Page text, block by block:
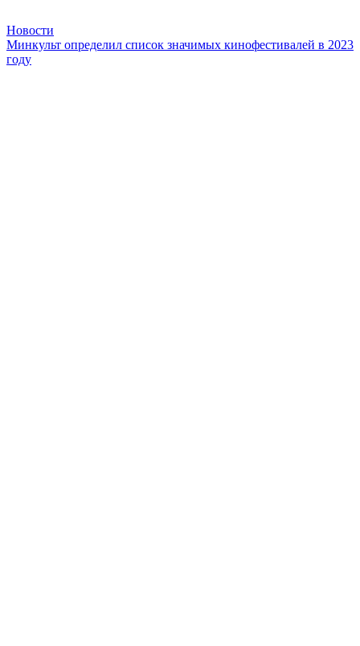
Новости
Минкульт определил список значимых кинофестивалей в 2023
году